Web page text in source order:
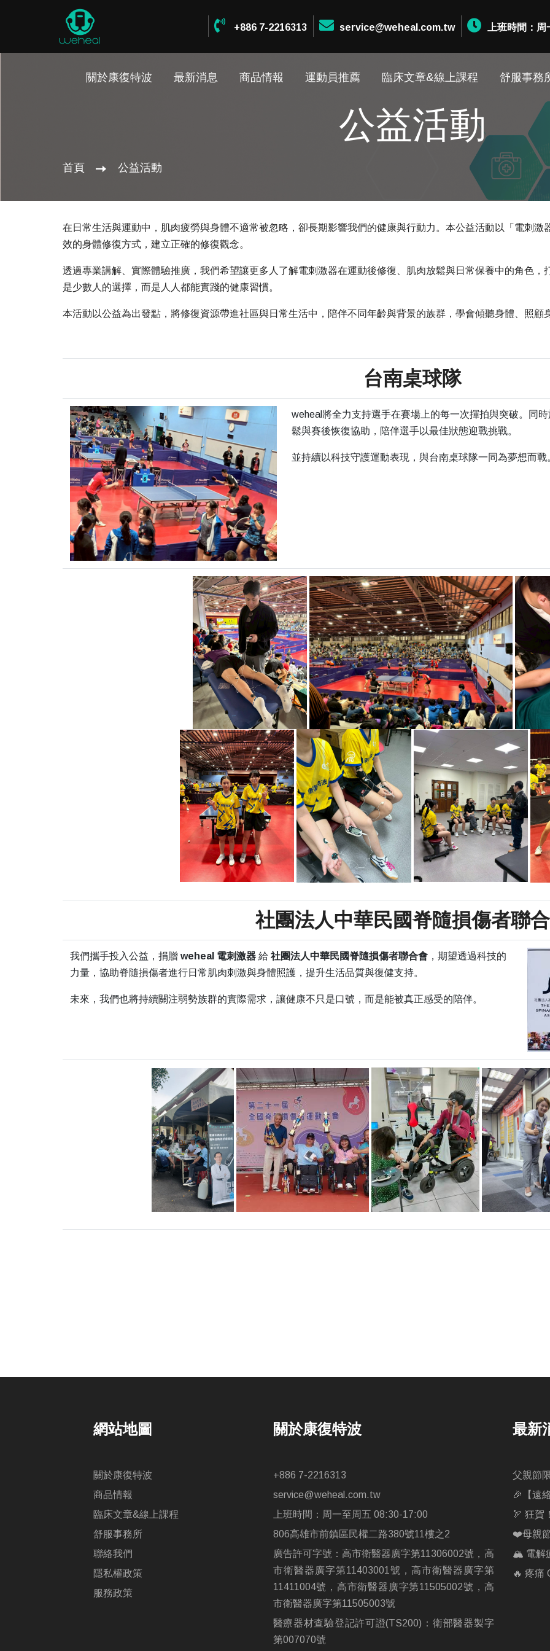
+886 7-2216313 service@weheal.com.tw 上班時間：
關於康復特波 最新消息 商品情報 運動員推薦 臨床文章&線上課程 舒服事務
公益活動
首頁 公益活動
在日常生活與運動中，肌肉疲勞與身體不適常被忽略，卻長期影響我們的健康與行動力。本公益活動以「電刺
效的身體修復方式，建立正確的修復觀念。
透過專業講解、實際體驗推廣，我們希望讓更多人了解電刺激器在運動後修復、肌肉放鬆與日常保養中的角色
是少數人的選擇，而是人人都能實踐的健康習慣。
本活動以公益為出發點，將修復資源帶進社區與日常生活中，陪伴不同年齡與背景的族群，學會傾聽身體、照
台南桌球隊
weheal將全力支持選手在賽場上的每一次揮拍與突破。同
鬆與賽後恢復協助，陪伴選手以最佳狀態迎戰挑戰。
並持續以科技守護運動表現，與台南桌球隊一同為夢想而戰
社團法人中華民國脊隨損傷者聯
我們攜手投入公益，捐贈 weheal 電刺激器 給 社團法人中華民國脊隨損傷者聯合會 ，期望透過科技的
力量，協助脊隨損傷者進行日常肌肉刺激與身體照護，提升生活品質與復健支持。
未來，我們也將持續關注弱勢族群的實際需求，讓健康不只是口號，而是能被真正感受的陪伴。
網站地圖
關於康復特波
商品情報
臨床文章&線上課程
舒服事務所
聯絡我們
隱私權政策
服務政策
關於康復特波
+886 7-2216313
service@weheal.com.tw
上班時間：周一至周五 08:30-17:00
806高雄市前鎮區民權二路380號11樓之2
廣告許可字號：高市衛醫器廣字第11306002號，高
市衛醫器廣字第11403001號，高市衛醫器廣字第
11411004號，高市衛醫器廣字第11505002號，高
市衛醫器廣字第11505003號
醫療器材查驗登記許可證(TS200)：衛部醫器製字
第007070號
最新
父親節
🎉【遠
🏹 狂賀
❤️母親
🏔️ 電解
🔥 疼痛